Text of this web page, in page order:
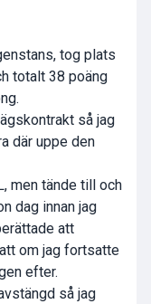
tog plats
totalt 38 poäng
så jag
där uppe den
men tände till och
dag innan jag
att
om jag fortsatte
efter.
så jag